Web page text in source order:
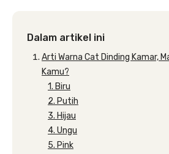
Dalam artikel ini
Arti Warna Cat Dinding Kamar,
Kamu?
1. Biru
2. Putih
3. Hijau
4. Ungu
5. Pink